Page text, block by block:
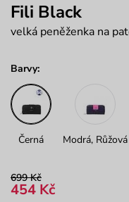
Fili Black
velká peněženka na
Barvy:
Černá Modrá, Růžová
699 Kč
454 Kč